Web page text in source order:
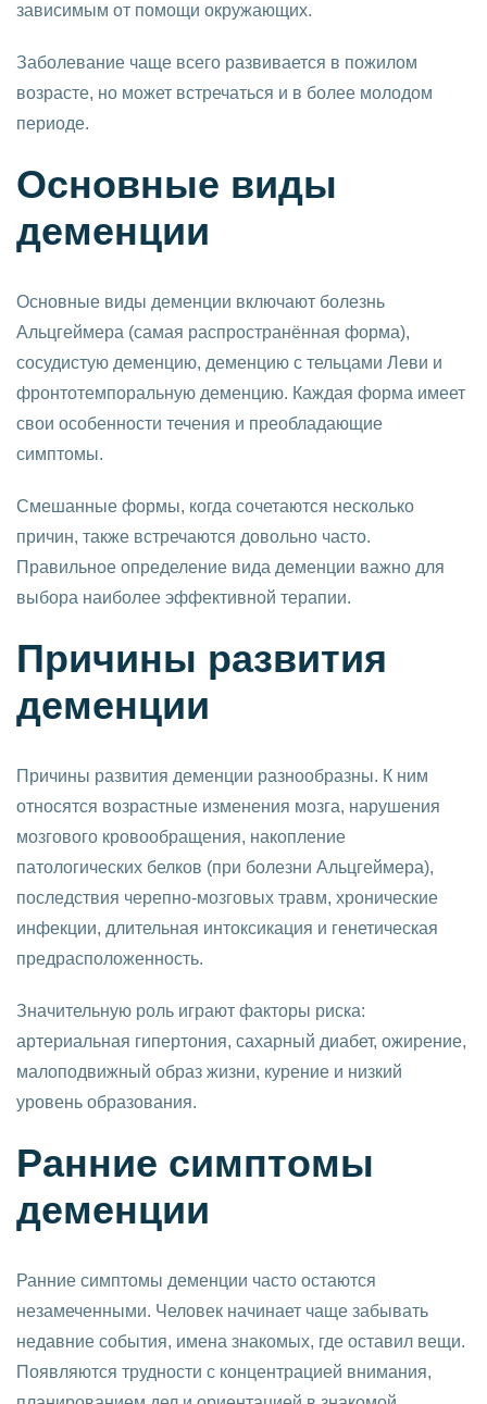
зависимым от помощи окружающих.
Заболевание чаще всего развивается в пожилом
возрасте, но может встречаться и в более молодом
периоде.
Основные виды
деменции
Основные виды деменции включают болезнь
Альцгеймера (самая распространённая форма),
сосудистую деменцию, деменцию с тельцами Леви и
фронтотемпоральную деменцию. Каждая форма имеет
свои особенности течения и преобладающие
симптомы.
Смешанные формы, когда сочетаются несколько
причин, также встречаются довольно часто.
Правильное определение вида деменции важно для
выбора наиболее эффективной терапии.
Причины развития
деменции
Причины развития деменции разнообразны. К ним
относятся возрастные изменения мозга, нарушения
мозгового кровообращения, накопление
патологических белков (при болезни Альцгеймера),
последствия черепно-мозговых травм, хронические
инфекции, длительная интоксикация и генетическая
предрасположенность.
Значительную роль играют факторы риска:
артериальная гипертония, сахарный диабет, ожирение,
малоподвижный образ жизни, курение и низкий
уровень образования.
Ранние симптомы
деменции
Ранние симптомы деменции часто остаются
незамеченными. Человек начинает чаще забывать
недавние события, имена знакомых, где оставил вещи.
Появляются трудности с концентрацией внимания,